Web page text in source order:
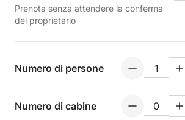
Prenota senza attendere la conferma
del proprietario
Numero di persone
Numero di cabine